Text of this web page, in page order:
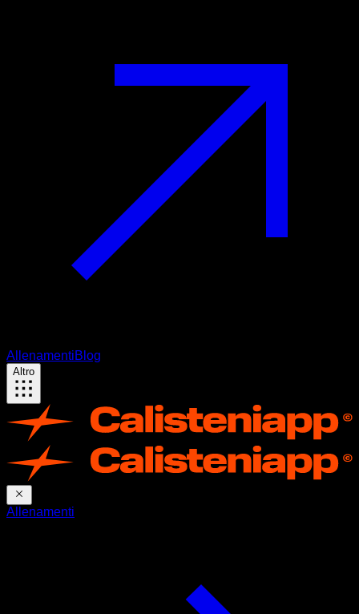
AllenamentiBlog
Altro
Allenamenti